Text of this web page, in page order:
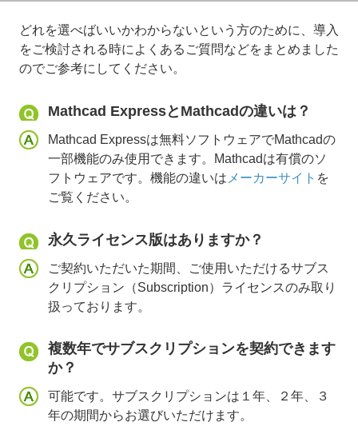
どれを選べばいいかわからないという方のために、導入
をご検討される時によくあるご質問などをまとめました
のでご参考にしてください。
Mathcad ExpressとMathcadの違いは？
Mathcad Expressは無料ソフトウェアでMathcadの
一部機能のみ使用できます。Mathcadは有償のソ
フトウェアです。機能の違いは メーカーサイト を
ご覧ください。
永久ライセンス版はありますか？
ご契約いただいた期間、ご使用いただけるサブス
クリプション（Subscription）ライセンスのみ取り
扱っております。
複数年でサブスクリプションを契約できます
か？
可能です。サブスクリプションは１年、２年、３
年の期間からお選びいただけます。